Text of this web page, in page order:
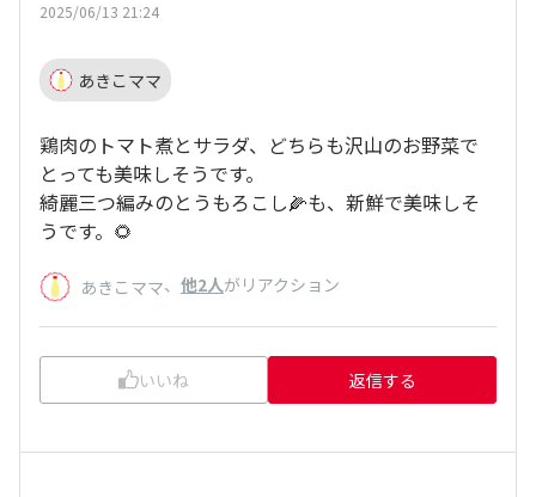
2025/06/13 21:24
あきこママ
鶏肉のトマト煮とサラダ、どちらも沢山のお野菜で
とっても美味しそうです。
綺麗三つ編みのとうもろこし🌽も、新鮮で美味しそ
うです。🌻
あきこママ、 他2人がリアクション
いいね 返信する